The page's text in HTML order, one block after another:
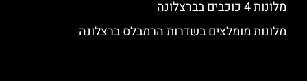
מלונות 4 כוכבים בברצלונה
מלונות מומלצים בשדרות הרמבלס ברצלונה